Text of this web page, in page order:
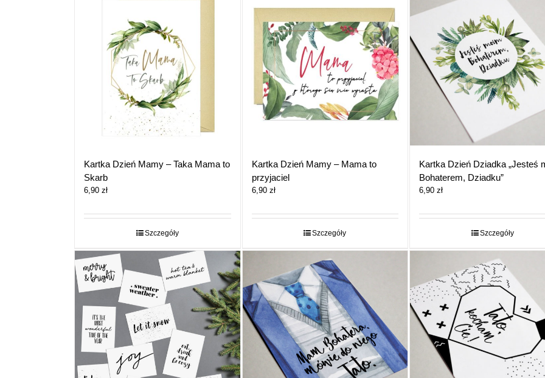
Kartka Dzień Mamy – Taka Mama to
Skarb
6,90 zł
Szczegóły
Kartka Dzień Mamy – Mama to
przyjaciel
6,90 zł
Szczegóły
Kartka Dzień Dziadka „Jesteś
Bohaterem, Dziadku”
6,90 zł
Szczegóły